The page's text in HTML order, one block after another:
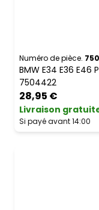
Numéro de pièce.
BMW E34 E36 E46
7504422
28,95 €
Livraison
Si payé avant 14:00